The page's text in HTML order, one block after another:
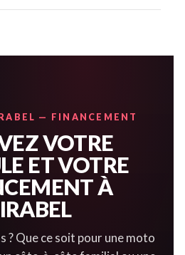
— FINANCEMENT
VOTRE
ET VOTRE
À
? Que ce soit pour une moto